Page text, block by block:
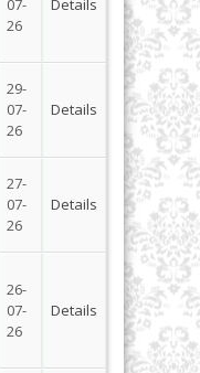
07-
26
Details
29-
07-
26
Details
27-
07-
26
Details
26-
07-
26
Details